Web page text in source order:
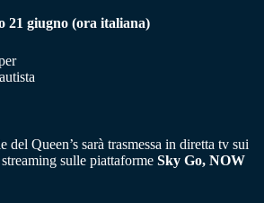
21 giugno (ora italiana)
del Queen’s sarà trasmessa in diretta tv sui
sulle piattaforme Sky Go, NOW